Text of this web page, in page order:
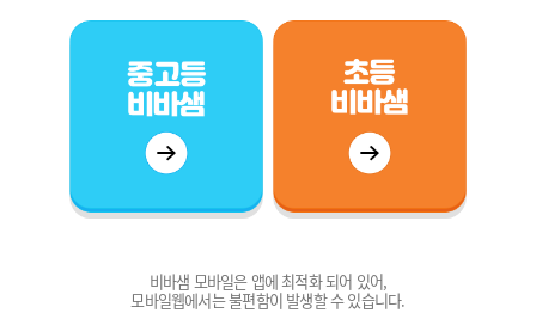
비바샘 모바일은 앱에 최적화 되어 있어,
모바일웹에서는 불편함이 발생할 수 있습니다.